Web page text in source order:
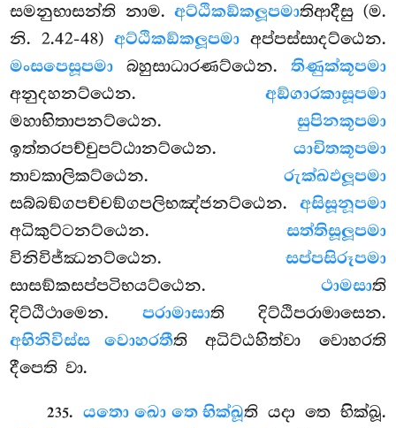
සමනුභාසන්ති නාම.අට්ඨිකඞ්කලූපමාතිආදීසු (ම.
නි. 2.42-48) අට්ඨිකඞ්කලූපමාඅප්පස්සාදට්ඨෙන.
මංසපෙසූපමා බහුසාධාරණට්ඨෙන. තිණුක්කූපමා
අනුදහනට්ඨෙන. අඞ්ගාරකාසූපමා
මහාභිතාපනට්ඨෙන. සුපිනකූපමා
ඉත්තරපච්චුපට්ඨානට්ඨෙන. යාචිතකූපමා
තාවකාලිකට්ඨෙන. රුක්ඛඵලූපමා
සබ්බඞ්ගපච්චඞ්ගපලිභඤ්ජනට්ඨෙන. අසිසූනූපමා
අධිකුට්ටනට්ඨෙන. සත්තිසූලූපමා
විනිවිජ්ඣනට්ඨෙන. සප්පසිරූපමා
සාසඞ්කසප්පටිභයට්ඨෙන. ථාමසාති
දිට්ඨිථාමෙන. පරාමාසාති දිට්ඨිපරාමාසෙන.
අභිනිවිස්ස වොහරතීති අධිට්ඨහිත්වා වොහරති
දීපෙති වා.
235. යතො ඛො තෙ භික්ඛූති යදා තෙ භික්ඛූ.